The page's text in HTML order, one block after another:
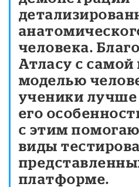
человека.
Атласу с
моделью
ученики
его
с этим
виды
платформе.